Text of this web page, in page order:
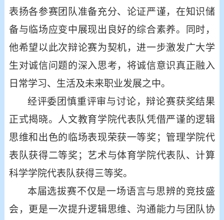
表扬各参赛团队准备充分、论证严谨，在知识储
备与临场应变中展现出良好的综合素养。同时，
他希望以此次辩论赛为契机，进一步激发广大学
生对诚信问题的深入思考，将诚信意识真正融入
日常学习、生活及未来职业发展之中。
经评委团慎重评审与讨论，辩论赛获奖结果
正式揭晓。人文教育学院代表队凭借严谨的逻辑
思维和出色的临场表现荣获一等奖；管理学院代
表队获得二等奖；艺术与体育学院代表队、计算
科学学院代表队获得三等奖。
本届选拔赛不仅是一场语言与思辨的竞技盛
会，更是一次提升逻辑思维、沟通能力与团队协